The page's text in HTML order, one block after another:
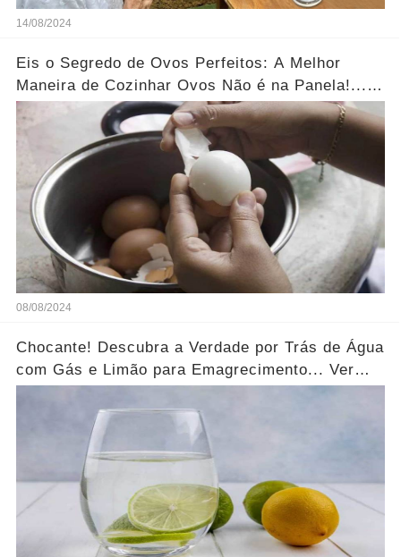
14/08/2024
Eis o Segredo de Ovos Perfeitos: A Melhor
Maneira de Cozinhar Ovos Não é na Panela!...
Ver Mais
08/08/2024
Chocante! Descubra a Verdade por Trás de Água
com Gás e Limão para Emagrecimento... Ver